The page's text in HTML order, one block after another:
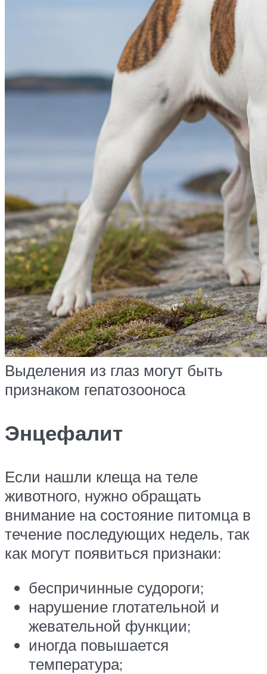
Выделения из глаз могут быть
признаком гепатозооноса
Энцефалит
Если нашли клеща на теле
животного, нужно обращать
внимание на состояние питомца в
течение последующих недель, так
как могут появиться признаки:
беспричинные судороги;
нарушение глотательной и
жевательной функции;
иногда повышается
температура;